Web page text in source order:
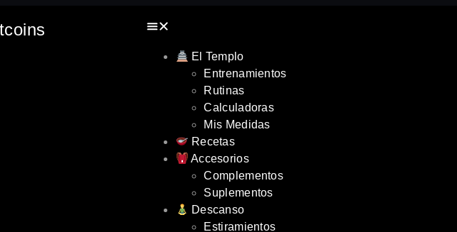
El Templo
Entrenamientos
Rutinas
Calculadoras
Mis Medidas
Recetas
Accesorios
Complementos
Suplementos
Descanso
Estiramientos